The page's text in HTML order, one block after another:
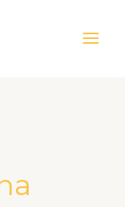
Menu